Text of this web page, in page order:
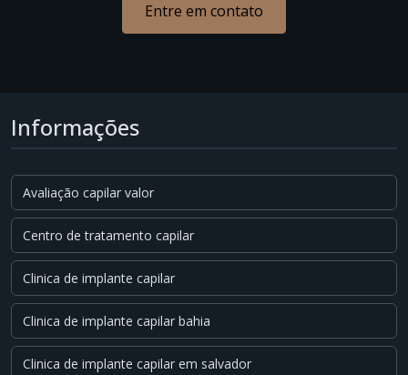
Entre em contato
Informações
Avaliação capilar valor
Centro de tratamento capilar
Clinica de implante capilar
Clinica de implante capilar bahia
Clinica de implante capilar em salvador